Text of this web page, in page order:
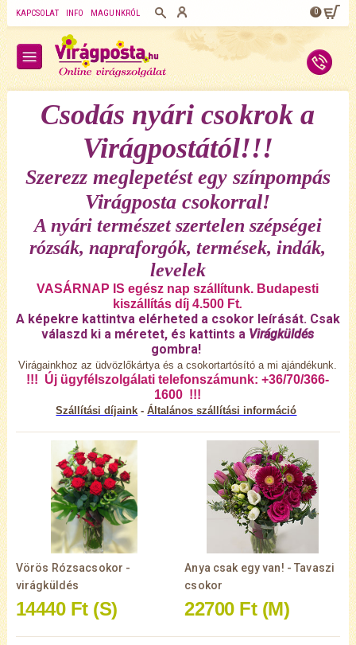
KAPCSOLAT INFO MAGUNKRÓL 0
Csodás nyári csokrok a
Virágpostától!!!
Szerezz meglepetést egy színpompás
Virágposta csokorral!
A nyári természet szertelen szépségei
rózsák, napraforgók, termések, indák,
levelek
VASÁRNAP IS egész nap szállítunk. Budapesti
kiszállítás díj 4.500 Ft.
A képekre kattintva elérheted a csokor leírását. Csak
válaszd ki a méretet, és kattints a Virágküldés
gombra!
Virágainkhoz az üdvözlőkártya és a csokortartósító a mi ajándékunk.
!!! Új ügyfélszolgálati telefonszámunk: +36/70/366-
1600 !!!
Szállítási díjaink -Általánosszállítási információ
Vörös Rózsacsokor -
virágküldés
14440 Ft (S)
Anya csak egy van! - Tavaszi
csokor
22700 Ft (M)